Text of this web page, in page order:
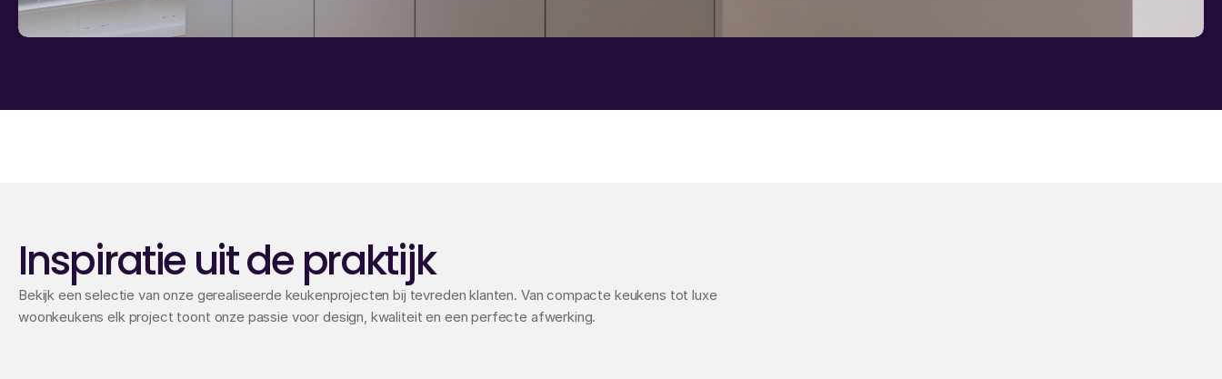
Inspiratie uit de praktijk
Bekijk een selectie van onze gerealiseerde keukenprojecten bij tevreden klanten. Van compacte keukens tot luxe
woonkeukens elk project toont onze passie voor design, kwaliteit en een perfecte afwerking.